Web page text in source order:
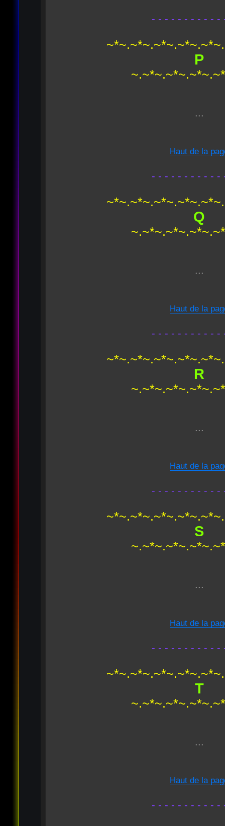
- - - - - - - - - - -
P
...
Haut de la
- - - - - - - - - - -
Q
...
Haut de la
- - - - - - - - - - -
R
...
Haut de la
- - - - - - - - - - -
S
...
Haut de la
- - - - - - - - - - -
T
...
Haut de la
- - - - - - - - - - -